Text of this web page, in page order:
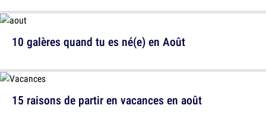
15 raisons de partir en vacances en août
10 galères quand tu es né(e) en Août